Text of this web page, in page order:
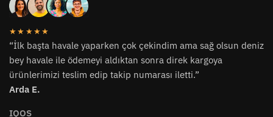
★★★★★
“İlk başta havale yaparken çok çekindim ama sağ olsun deniz
bey havale ile ödemeyi aldıktan sonra direk kargoya
ürünlerimizi teslim edip takip numarası iletti.”
Arda E.
IQOS